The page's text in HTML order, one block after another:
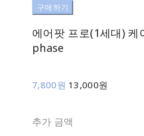
구매하기
에어팟 프로(1세대)
phase
7,800원 13,000원
추가 금액